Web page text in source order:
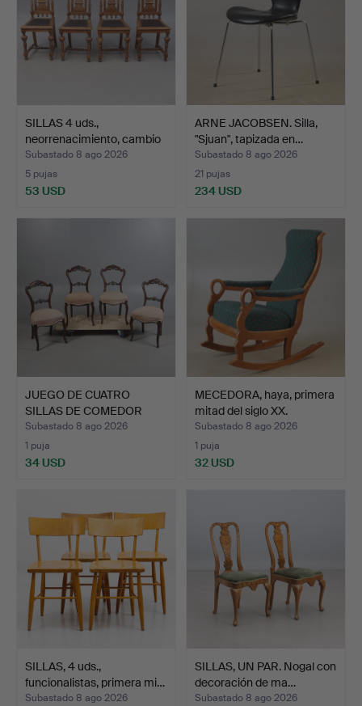
SILLAS 4 uds.,
neorrenacimiento, cambio
de…
Subastado 8 ago 2026
5 pujas
53 USD
ARNE JACOBSEN. Silla,
"Sjuan", tapizada en…
Subastado 8 ago 2026
21 pujas
234 USD
JUEGO DE CUATRO
SILLAS DE COMEDOR
VICTORIA…
Subastado 8 ago 2026
1 puja
34 USD
MECEDORA, haya, primera
mitad del siglo XX.
Subastado 8 ago 2026
1 puja
32 USD
SILLAS, 4 uds.,
funcionalistas, primera mi…
Subastado 8 ago 2026
SILLAS, UN PAR. Nogal con
decoración de ma…
Subastado 8 ago 2026